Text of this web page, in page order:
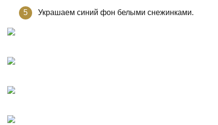
Украшаем синий фон белыми снежинками.